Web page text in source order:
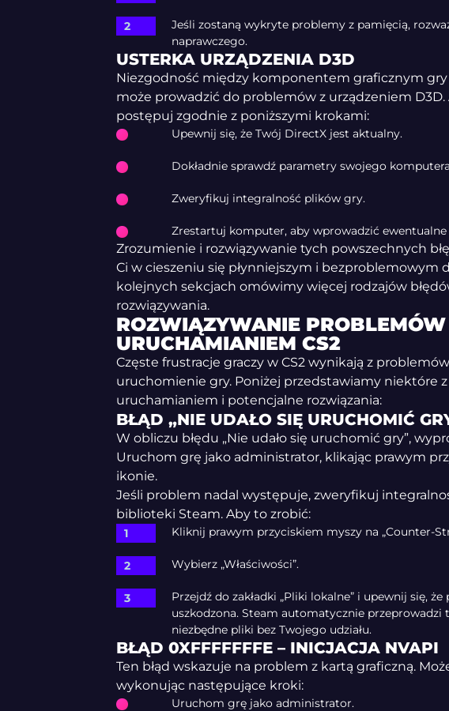
Jeśli zostaną wykryte problemy z pamięcią,
naprawczego.
USTERKA URZĄDZENIA D3D
Niezgodność między komponentem graficznym
może prowadzić do problemów z urządzeniem
postępuj zgodnie z poniższymi krokami:
Upewnij się, że Twój DirectX jest aktualny.
Dokładnie sprawdź parametry swojego
Zweryfikuj integralność plików gry.
Zrestartuj komputer, aby wprowadzić ewentualne
Zrozumienie i rozwiązywanie tych powszechnych
Ci w cieszeniu się płynniejszym i bezproblemowym
kolejnych sekcjach omówimy więcej rodzajów
rozwiązywania.
ROZWIĄZYWANIE
URUCHAMIANIEM CS2
Częste frustracje graczy w CS2 wynikają z
uruchomienie gry. Poniżej przedstawiamy niektóre
uruchamianiem i potencjalne rozwiązania:
BŁĄD „NIE UDAŁO SIĘ URUCHOMIĆ
W obliczu błędu „Nie udało się uruchomić gry”,
Uruchom grę jako administrator, klikając prawym
ikonie.
Jeśli problem nadal występuje, zweryfikuj
biblioteki Steam. Aby to zrobić:
Kliknij prawym przyciskiem myszy na „Counter-
Wybierz „Właściwości”.
Przejdź do zakładki „Pliki lokalne” i upewnij się,
uszkodzona. Steam automatycznie
niezbędne pliki bez Twojego udziału.
BŁĄD 0XFFFFFFFE – INICJACJA NVAPI
Ten błąd wskazuje na problem z kartą graficzną.
wykonując następujące kroki:
Uruchom grę jako administrator.